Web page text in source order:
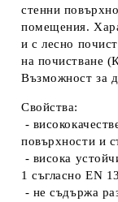
стенни
помещения.
и с лесно
на почистване
Възможност за
Свойства:
-
повърхности и
- висока
1 съгласно EN
- не съдържа